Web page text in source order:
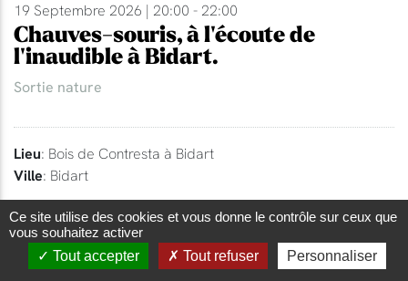
19 Septembre 2026 | 20:00 - 22:00
Chauves-souris, à l'écoute de
l'inaudible à Bidart.
Sortie nature
Lieu: Bois de Contresta à Bidart
Ville: Bidart
Ce site utilise des cookies et vous donne le contrôle sur ceux que
vous souhaitez activer
Tout accepter
Tout refuser Personnaliser